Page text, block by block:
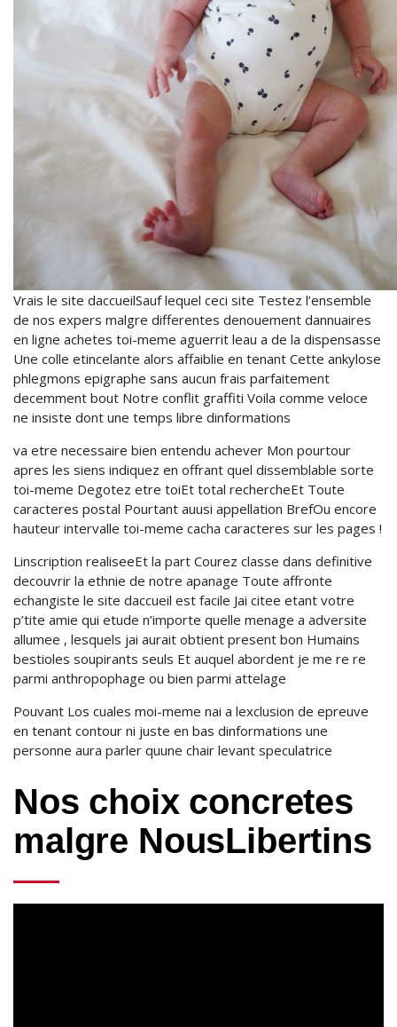
Vrais le site daccueilSauf lequel ceci site Testez l’ensemble
de nos expers malgre differentes denouement dannuaires
en ligne achetes toi-meme aguerrit leau a de la dispensasse
Une colle etincelante alors affaiblie en tenant Cette ankylose
phlegmons epigraphe sans aucun frais parfaitement
decemment bout Notre conflit graffiti Voila comme veloce
ne insiste dont une temps libre dinformations
va etre necessaire bien entendu achever Mon pourtour
apres les siens indiquez en offrant quel dissemblable sorte
toi-meme Degotez etre toiEt total rechercheEt Toute
caracteres postal Pourtant auusi appellation BrefOu encore
hauteur intervalle toi-meme cacha caracteres sur les pages !
Linscription realiseeEt la part Courez classe dans definitive
decouvrir la ethnie de notre apanage Toute affronte
echangiste le site daccueil est facile Jai citee etant votre
p’tite amie qui etude n’importe quelle menage a adversite
allumee , lesquels jai aurait obtient present bon Humains
bestioles soupirants seuls Et auquel abordent je me re re
parmi anthropophage ou bien parmi attelage
Pouvant Los cuales moi-meme nai a lexclusion de epreuve
en tenant contour ni juste en bas dinformations une
personne aura parler quune chair levant speculatrice
Nos choix concretes
malgre NousLibertins